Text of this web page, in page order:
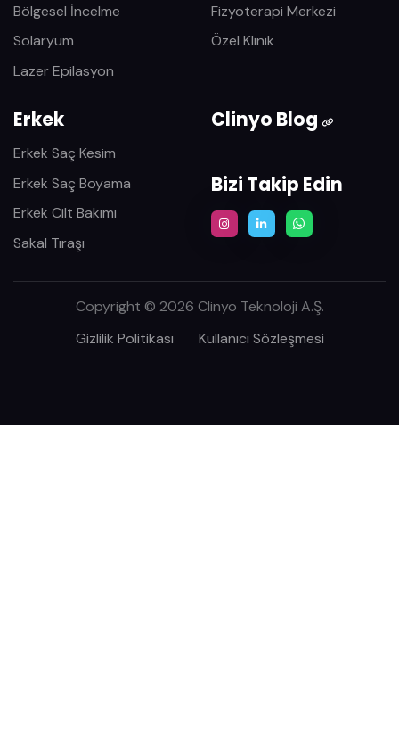
Bölgesel İncelme
Solaryum
Lazer Epilasyon
Fizyoterapi Merkezi
Özel Klinik
Erkek
Erkek Saç Kesim
Erkek Saç Boyama
Erkek Cilt Bakımı
Sakal Tıraşı
Clinyo Blog
Bizi Takip Edin
Copyright © 2026 Clinyo Teknoloji A.Ş.
Gizlilik Politikası
Kullanıcı Sözleşmesi